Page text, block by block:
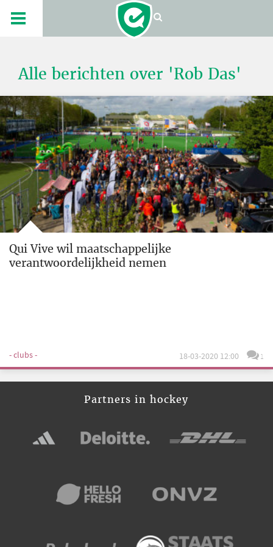
Alle berichten over 'Rob Das'
Qui Vive wil maatschappelijke
verantwoordelijkheid nemen
- clubs - 18-03-2020 12:00 1
Partners in hockey